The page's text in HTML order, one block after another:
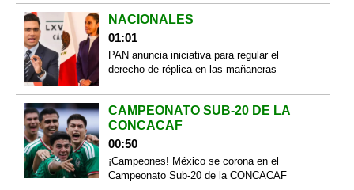
NACIONALES
01:01
PAN anuncia iniciativa para regular el
derecho de réplica en las mañaneras
CAMPEONATO SUB-20 DE LA
CONCACAF
00:50
¡Campeones! México se corona en el
Campeonato Sub-20 de la CONCACAF